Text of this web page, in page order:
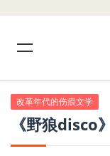
改革年代的伤痕文学
《野狼disco